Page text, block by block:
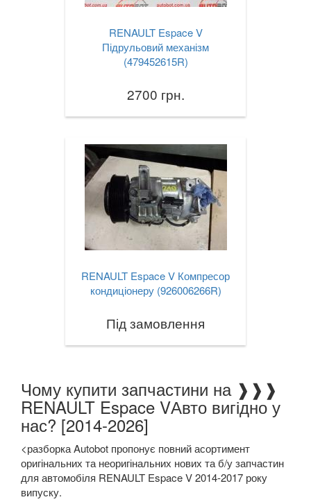
VOLKSWAGEN
RENAULT Espace V
Підрульовий механізм
(479452615R)
2700 грн.
RENAULT Espace V Компресор
кондиціонеру (926006266R)
Під замовлення
Чому купити запчастини на ❱❱❱
RENAULT Espace VАвто вигідно у
нас? [2014-2026]
<разборка Autobot пропонує повний асортимент
оригінальних та неоригінальних нових та б/у запчастин
для автомобіля RENAULT Espace V 2014-2017 року
випуску.